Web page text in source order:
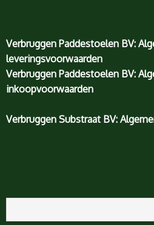
Verbruggen Paddestoelen BV:
leveringsvoorwaarden
Verbruggen Paddestoelen BV:
inkoopvoorwaarden
Verbruggen Substraat BV: